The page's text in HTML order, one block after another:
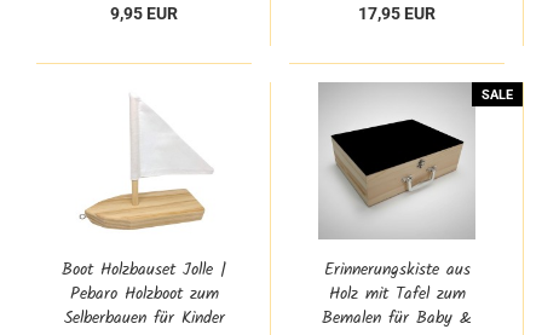
9,95 EUR 17,95 EUR
Boot Holzbauset Jolle |
Pebaro Holzboot zum
Selberbauen für Kinder
SALE
Erinnerungskiste aus
Holz mit Tafel zum
Bemalen für Baby &